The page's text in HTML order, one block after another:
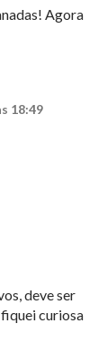
Agora
18:49
deve ser
curiosa